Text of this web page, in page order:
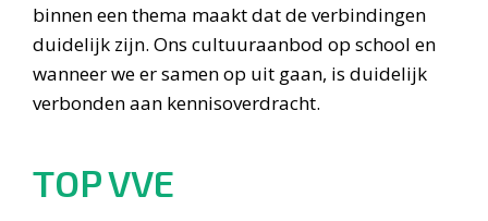
binnen een thema maakt dat de verbindingen
duidelijk zijn. Ons cultuuraanbod op school en
wanneer we er samen op uit gaan, is duidelijk
verbonden aan kennisoverdracht.
TOP VVE